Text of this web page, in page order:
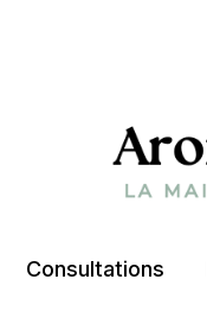
Consultations